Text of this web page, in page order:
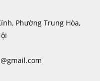
Phường Trung Hòa,